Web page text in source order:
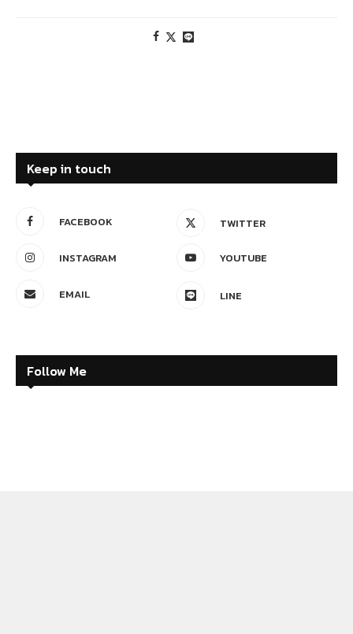
Keep in touch
FACEBOOK TWITTER
INSTAGRAM YOUTUBE
EMAIL LINE
Follow Me